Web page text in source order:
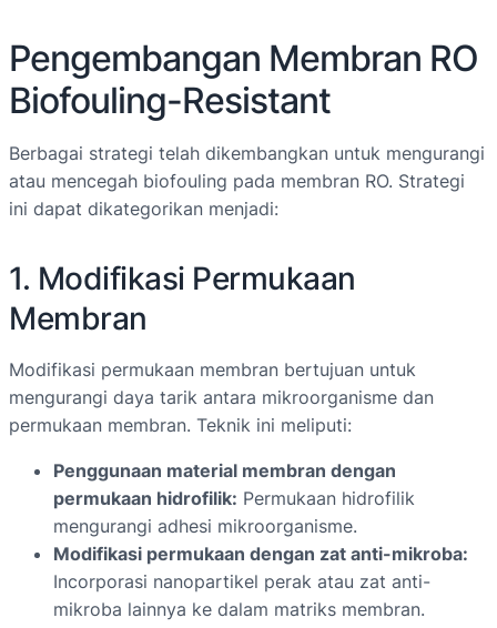
Pengembangan Membran RO
Biofouling-Resistant
Berbagai strategi telah dikembangkan untuk mengurangi
atau mencegah biofouling pada membran RO. Strategi
ini dapat dikategorikan menjadi:
1. Modifikasi Permukaan
Membran
Modifikasi permukaan membran bertujuan untuk
mengurangi daya tarik antara mikroorganisme dan
permukaan membran. Teknik ini meliputi:
Penggunaan material membran dengan
permukaan hidrofilik: Permukaan hidrofilik
mengurangi adhesi mikroorganisme.
Modifikasi permukaan dengan zat anti-mikroba:
Incorporasi nanopartikel perak atau zat anti-
mikroba lainnya ke dalam matriks membran.